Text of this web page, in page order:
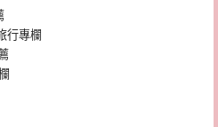
行專欄